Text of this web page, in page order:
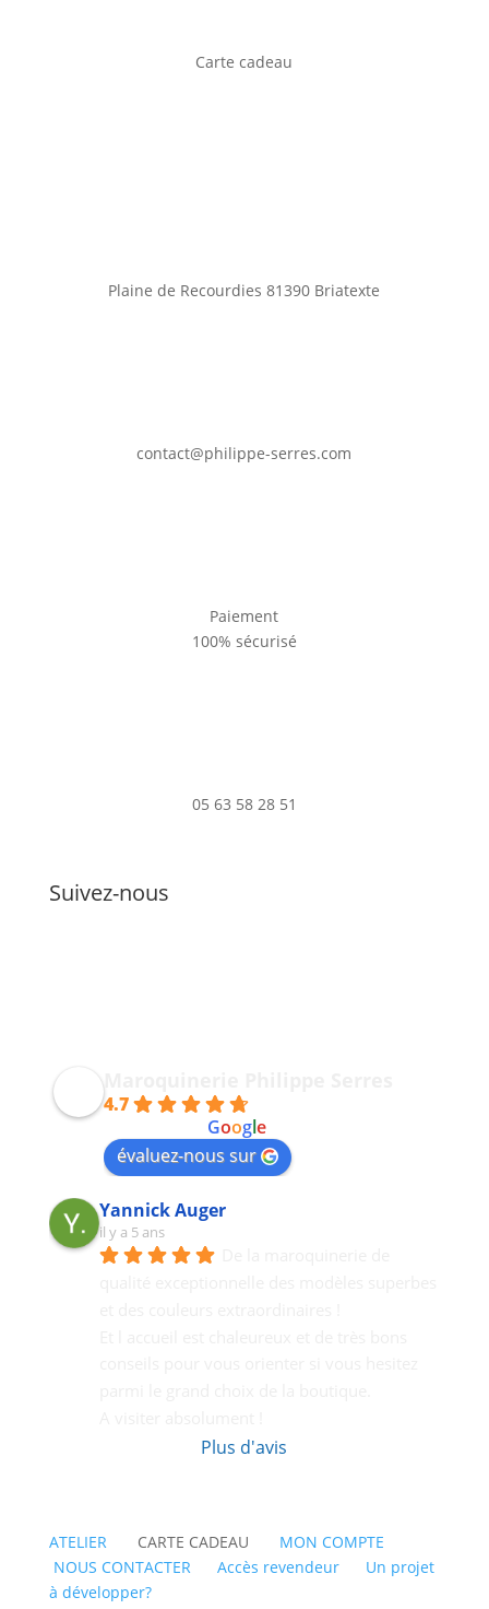
Carte cadeau
Plaine de Recourdies81390 Briatexte
contact@philippe-serres.com
Paiement
100% sécurisé
05 63 58 28 51
Suivez-nous
Maroquinerie Philippe Serres
4.7
Google
évaluez-nous sur
Yannick Auger
il y a 5 ans
Plus d'avis
ATELIER CARTE CADEAU MON COMPTE
NOUS CONTACTER
Accès revendeur
Un projet
à développer?